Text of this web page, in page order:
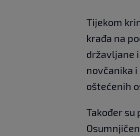
Tijekom
krađa na
državljane
novčanika
oštećenih
Također